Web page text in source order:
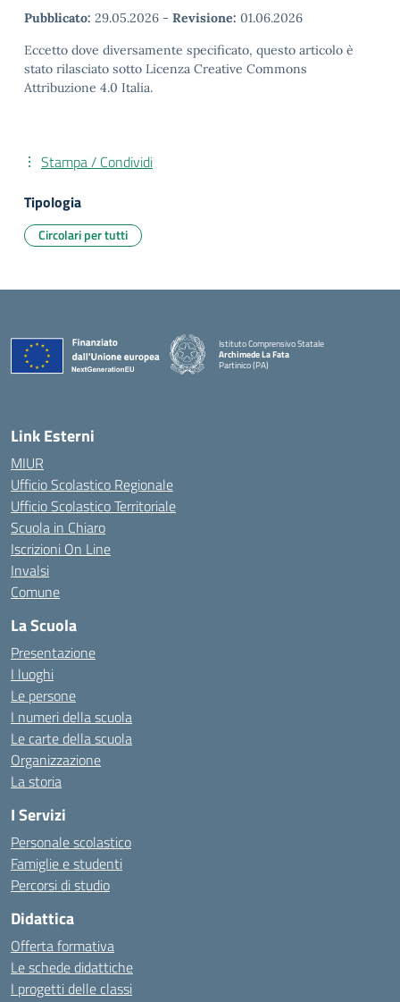
Pubblicato: 29.05.2026 - Revisione: 01.06.2026
Eccetto dove diversamente specificato, questo articolo è
stato rilasciato sotto Licenza Creative Commons
Attribuzione 4.0 Italia.
Stampa / Condividi
Tipologia
Circolari per tutti
Istituto Comprensivo Statale
Archimede La Fata
Partinico (PA)
Link Esterni
MIUR
Ufficio Scolastico Regionale
Ufficio Scolastico Territoriale
Scuola in Chiaro
Iscrizioni On Line
Invalsi
Comune
La Scuola
Presentazione
I luoghi
Le persone
I numeri della scuola
Le carte della scuola
Organizzazione
La storia
I Servizi
Personale scolastico
Famiglie e studenti
Percorsi di studio
Didattica
Offerta formativa
Le schede didattiche
I progetti delle classi